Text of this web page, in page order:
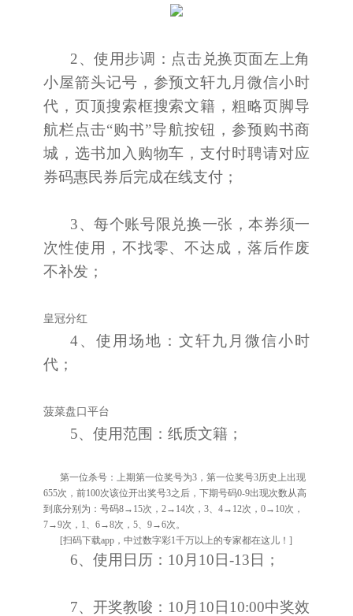
2、使用步调：点击兑换页面左上角
小屋箭头记号，参预文轩九月微信小时
代，页顶搜索框搜索文籍，粗略页脚导
航栏点击“购书”导航按钮，参预购书商
城，选书加入购物车，支付时聘请对应
券码惠民券后完成在线支付；
3、每个账号限兑换一张，本券须一
次性使用，不找零、不达成，落后作废
不补发；
皇冠分红
4、使用场地：文轩九月微信小时
代；
菠菜盘口平台
5、使用范围：纸质文籍；
第一位杀号：上期第一位奖号为3，第一位奖号3历史上出现
655次，前100次该位开出奖号3之后，下期号码0-9出现次数从高
到底分别为：号码8→15次，2→14次，3、4→12次，0→10次，
7→9次，1、6→8次，5、9→6次。
[扫码下载app，中过数字彩1千万以上的专家都在这儿！]
6、使用日历：10月10日-13日；
7、开奖教唆：10月10日10:00中奖效